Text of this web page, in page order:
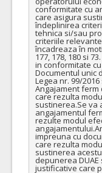
conformitate cu
care asigura
îndeplinirea
tehnica si/sau
criteriile
încadreaza în
177, 178, 180 si
in conformitate cu
Documentul unic
Legea nr. 99/
Angajament ferm
care rezulta
sustinerea.Se va
angajamentul
rezulte modul
impreuna cu
care rezulta
sustinerea
depunerea DUAE
justificative care